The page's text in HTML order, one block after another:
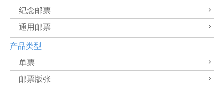
纪念邮票
通用邮票
产品类型
单票
邮票版张